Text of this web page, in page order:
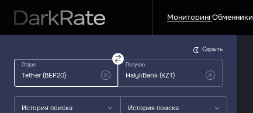
МониторингОбменники
Отдаю Получаю
История поиска История поиска
Скрыть